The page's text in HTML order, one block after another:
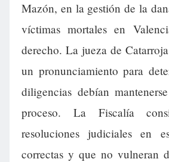
Mazón, en la gestión de la
víctimas mortales en
derecho. La jueza de
un pronunciamiento para
diligencias debían
proceso. La Fiscalía
resoluciones judiciales en
correctas y que no vulneran